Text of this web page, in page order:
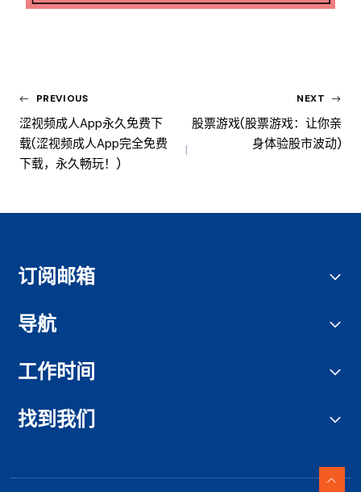
PREVIOUS
涩视频成人app永久免费下
载(涩视频成人app完全免费
下载，永久畅玩！)
NEXT
股票游戏(股票游戏：让你亲
身体验股市波动)
订阅邮箱
导航
工作时间
找到我们